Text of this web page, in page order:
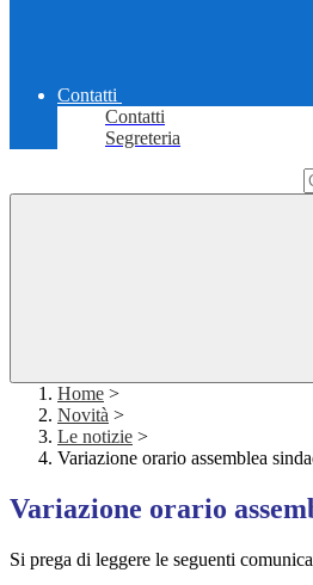
Contatti
Contatti
Segreteria
Home >
Novità >
Le notizie >
Variazione orario assemblea
Variazione orario
Si prega di leggere le seguenti